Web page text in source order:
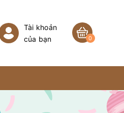
Tài khoản
của bạn
0